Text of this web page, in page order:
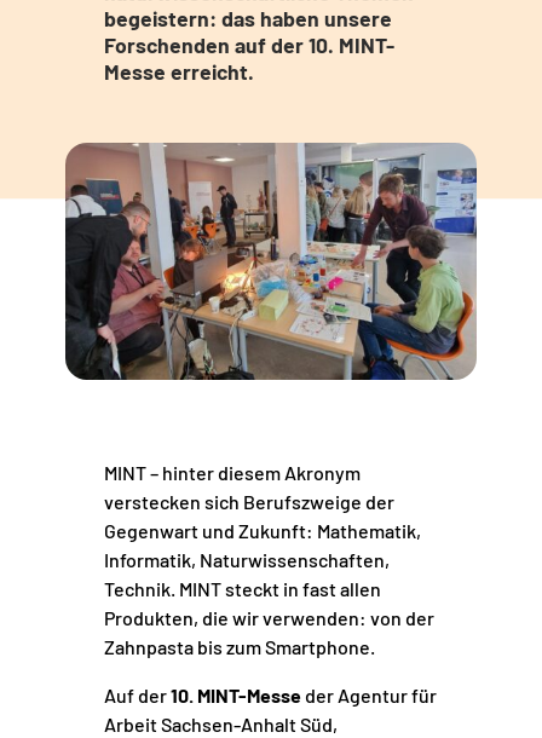
begeistern: das haben unsere
Forschenden auf der 10. MINT-
Messe erreicht.
MINT – hinter diesem Akronym
verstecken sich Berufszweige der
Gegenwart und Zukunft: Mathematik,
Informatik, Naturwissenschaften,
Technik. MINT steckt in fast allen
Produkten, die wir verwenden: von der
Zahnpasta bis zum Smartphone.
Auf der10. MINT-Messe der Agentur für
Arbeit Sachsen-Anhalt Süd,